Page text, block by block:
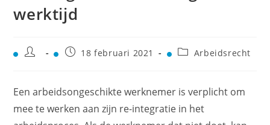
werktijd
18 februari 2021 Arbeidsrecht
Een arbeidsongeschikte werknemer is verplicht om
mee te werken aan zijn re-integratie in het